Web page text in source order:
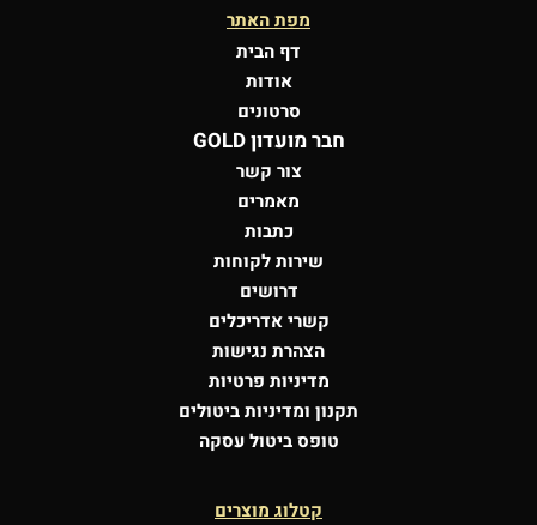
מפת האתר
דף הבית
אודות
סרטונים
חבר מועדון GOLD
צור קשר
מאמרים
כתבות
שירות לקוחות
דרושים
קשרי אדריכלים
הצהרת נגישות
מדיניות פרטיות
תקנון ומדיניות ביטולים
טופס ביטול עסקה
קטלוג מוצרים